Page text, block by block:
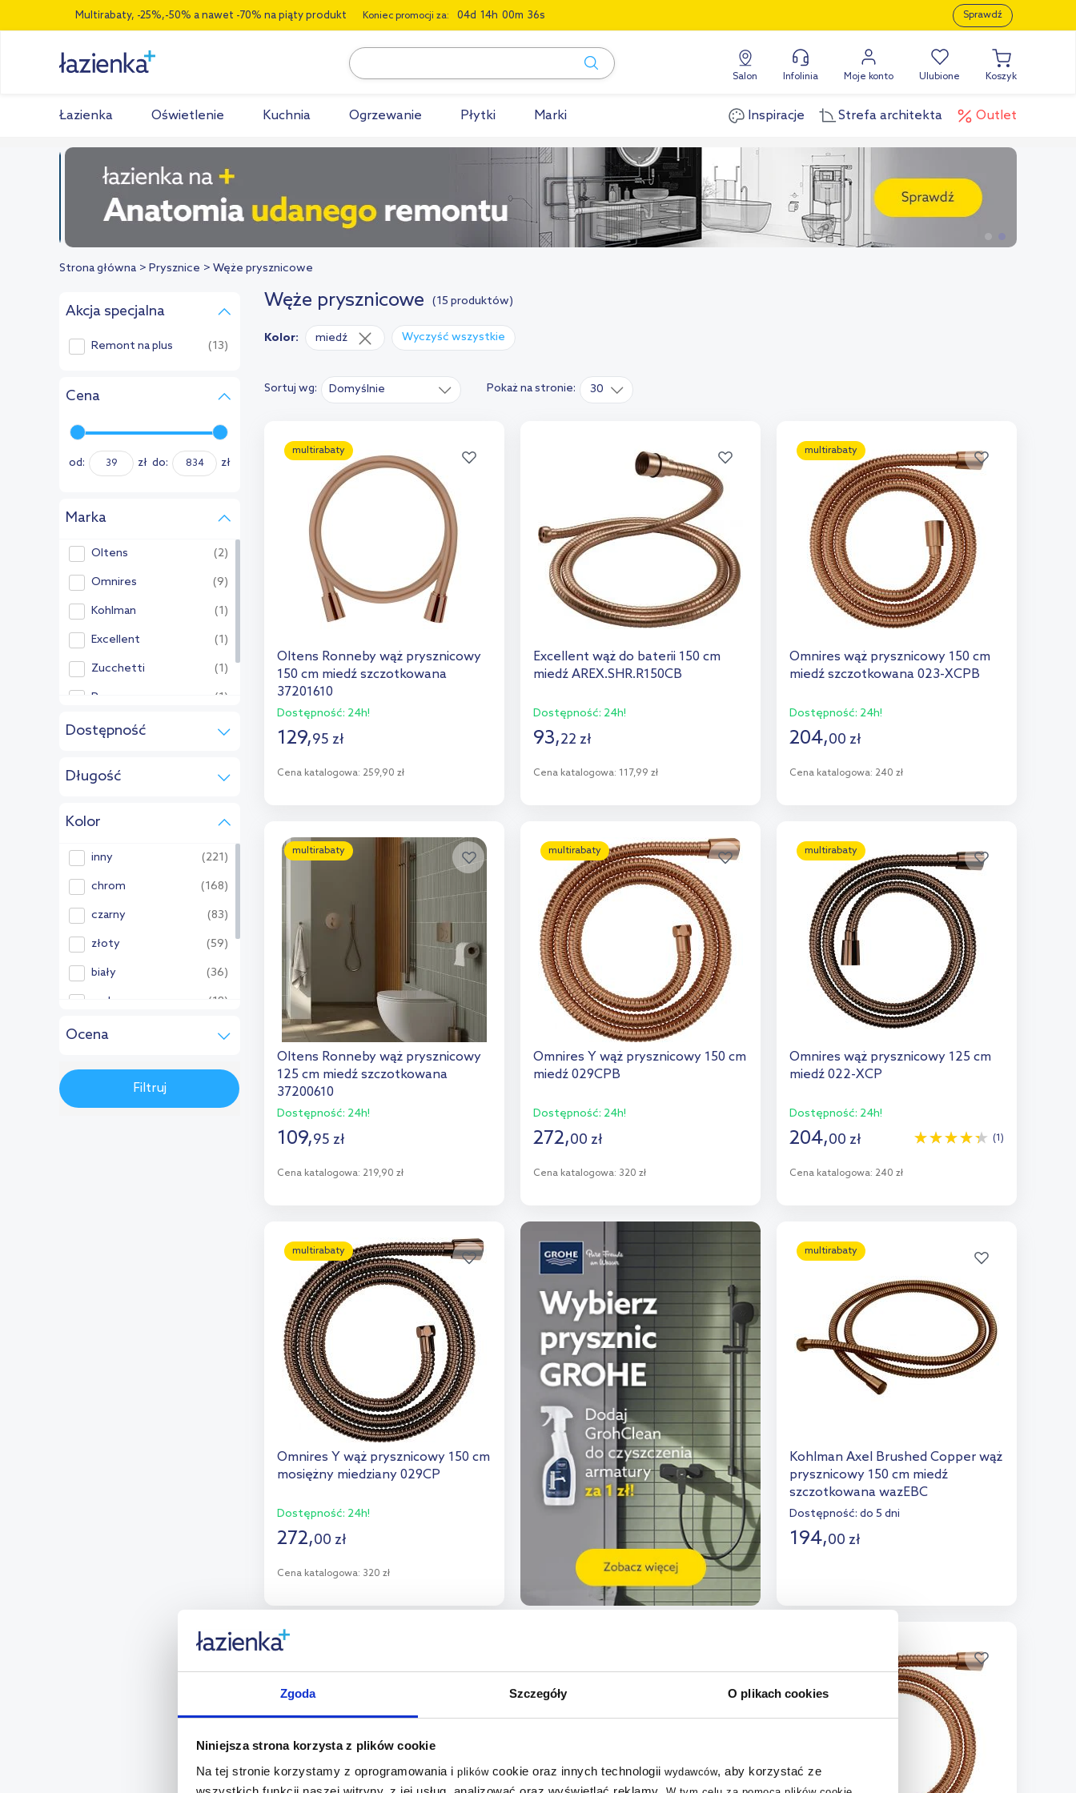
Zgoda Szczegóły O plikach cookies
Niniejsza strona korzysta z plików cookie
Na tej stronie korzystamy z oprogramowania i plikówcookie oraz innych technologii wydawców, aby korzystać ze
Multirabaty, -25%,-50% a nawet -70% na piąty produkt Koniec promocji za: 04 14 00 34 Sprawdź
Salon Infolinia Moje konto Ulubione Koszyk
Łazienka Oświetlenie Kuchnia Ogrzewanie Płytki Marki Inspiracje Strefa architekta Outlet
Strona główna Prysznice Węże prysznicowe
Akcja specjalna
Remont na plus (13)
Cena
od: zł do: zł
Marka
Oltens (2)
Omnires (9)
Kohlman (1)
Excellent (1)
Zucchetti (1)
Rea (1)
Pozostałe:
Dostępność
do 5 dni (1)
Długość
Kolor
inny (221)
chrom (168)
czarny (83)
złoty (59)
biały (36)
srebrny (18)
miedź (15)
Ocena
Brak ocenyFiltruj
Węże prysznicowe (15 produktów)
Kolor: miedź Wyczyść wszystkie
Sortuj wg: Domyślnie Pokaż na stronie: 30
multirabaty
Oltens Ronneby wąż prysznicowy
150 cm miedź szczotkowana
37201610
Dostępność: 24h!
129,95 zł
Cena katalogowa: 259,90 zł
Dodaj do porównania
Excellent wąż do baterii 150 cm
miedź AREX.SHR.R150CB
Dostępność: 24h!
93,22 zł
Cena katalogowa: 117,99 zł
Dodaj do porównania
multirabaty
Omnires wąż prysznicowy 150 cm
miedź szczotkowana 023-XCPB
Dostępność: 24h!
204,00 zł
Cena katalogowa: 240 zł
Dodaj do porównania
multirabaty
Oltens Ronneby wąż prysznicowy
125 cm miedź szczotkowana
37200610
Dostępność: 24h!
109,95 zł
Cena katalogowa: 219,90 zł
Dodaj do porównania
multirabaty
Omnires Y wąż prysznicowy 150 cm
miedź 029CPB
Dostępność: 24h!
272,00 zł
Cena katalogowa: 320 zł
Dodaj do porównania
multirabaty
Omnires wąż prysznicowy 125 cm
miedź 022-XCP
Dostępność: 24h!
204,00 zł
Cena katalogowa: 240 zł
(1)
Dodaj do porównania
multirabaty
Omnires Y wąż prysznicowy 150 cm
mosiężny miedziany 029CP
Dostępność: 24h!
272,00 zł
Cena katalogowa: 320 zł
Do koszyka
multirabaty
Kohlman Axel Brushed Copper wąż
prysznicowy 150 cm miedź
szczotkowana wazEBC
Dostępność: do 5 dni
194,00 zł
Dodaj do porównania